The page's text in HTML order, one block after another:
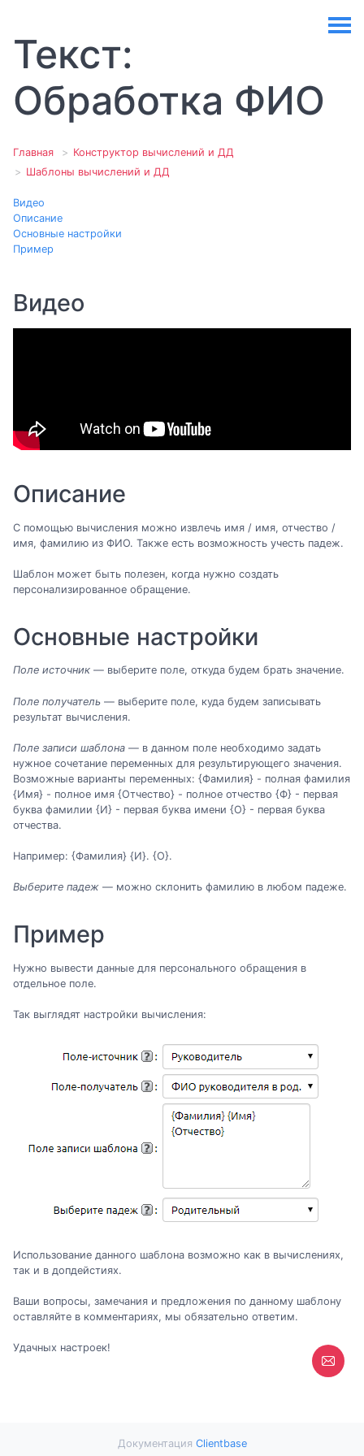
Текст:
Обработка ФИО
Главная
Конструктор вычислений и ДД
Шаблоны вычислений и ДД
Видео
Описание
Основные настройки
Пример
Видео
Описание
С помощью вычисления можно извлечь имя / имя, отчество /
имя, фамилию из ФИО. Также есть возможность учесть падеж.
Шаблон может быть полезен, когда нужно создать
персонализированное обращение.
Основные настройки
Поле источник — выберите поле, откуда будем брать значение.
Поле получатель — выберите поле, куда будем записывать
результат вычисления.
Поле записи шаблона — в данном поле необходимо задать
нужное сочетание переменных для результирующего значения.
Возможные варианты переменных: {Фамилия} - полная фамилия
{Имя} - полное имя {Отчество} - полное отчество {Ф} - первая
буква фамилии {И} - первая буква имени {О} - первая буква
отчества.
Например: {Фамилия} {И}. {О}.
Выберите падеж — можно склонить фамилию в любом падеже.
Пример
Нужно вывести данные для персонального обращения в
отдельное поле.
Так выглядят настройки вычисления:
Использование данного шаблона возможно как в вычислениях,
так и в допдейстиях.
Ваши вопросы, замечания и предложения по данному шаблону
оставляйте в комментариях, мы обязательно ответим.
Удачных настроек!
Документация Clientbase